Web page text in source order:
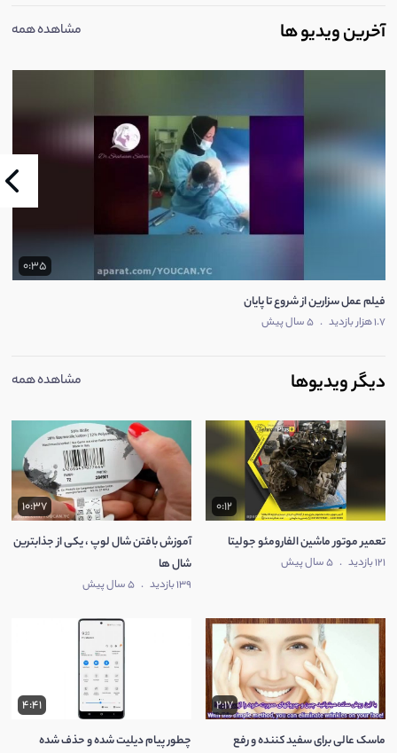
آخرین ویدیو ها مشاهده همه
0:35
فیلم عمل سزارین از شروع تا پایان
1.7 هزار بازدید . 5 سال پیش
دیگر ویدیوها مشاهده همه
0:12
تعمیر موتور ماشین الفارومئو جولیتا
121 بازدید . 5 سال پیش
10:37
آموزش بافتن شال لوپ ، یکی از جذابترین
شال ها
139 بازدید . 5 سال پیش
2:17
ماسک عالی برای سفید کننده و رفع
4:41
چطور پیام دیلیت شده و حذف شده